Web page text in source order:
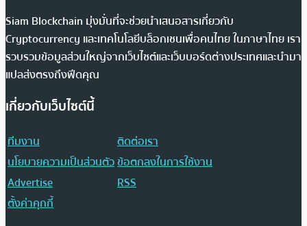
Siam Blockchain มุ่งมั่นที่จะช่วยนำเสนอสารเกี่ยวกับ
Cryptocurrency และเทคโนโลยีบล็อกเชนเพื่อคนไทย ในภาษาไทย เรา
รวบรวมข้อมูลส่วนใหญ่จากเว็บไซต์และเว็บบอร์ดต่างประเทศและนำมา
แปลส่งตรงถึงฟีดคุณ
เกี่ยวกับเว็บไซต์นี้
ทีมงาน
ติดต่อเรา
นโยบายความเป็นส่วนตัวข้อตกลงในการใช้งาน
Advertise
RSS
ตั้งค่าคุกกี้